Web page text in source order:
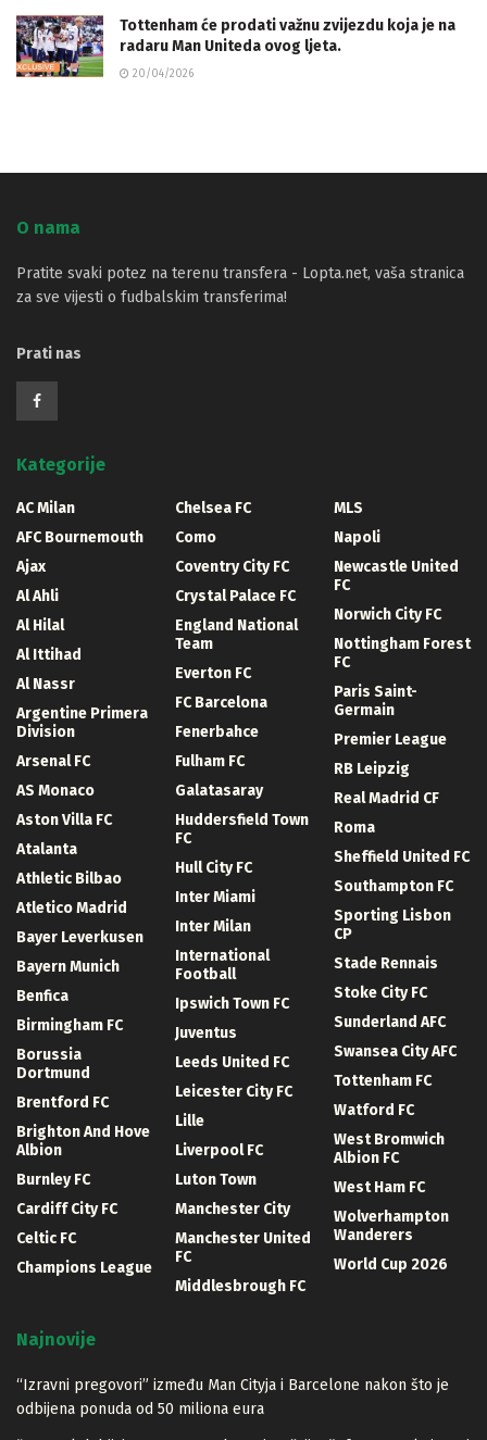
Tottenham će prodati važnu zvijezdu koja je na
radaru Man Uniteda ovog ljeta.
20/04/2026
O nama
Pratite svaki potez na terenu transfera - Lopta.net, vaša stranica
za sve vijesti o fudbalskim transferima!
Prati nas
Kategorije
AC Milan
AFC Bournemouth
Ajax
Al Ahli
Al Hilal
Al Ittihad
Al Nassr
Argentine Primera
Division
Arsenal FC
AS Monaco
Aston Villa FC
Atalanta
Athletic Bilbao
Atletico Madrid
Bayer Leverkusen
Bayern Munich
Benfica
Birmingham FC
Borussia
Dortmund
Brentford FC
Brighton And Hove
Albion
Burnley FC
Cardiff City FC
Celtic FC
Champions League
Chelsea FC
Como
Coventry City FC
Crystal Palace FC
England National
Team
Everton FC
FC Barcelona
Fenerbahce
Fulham FC
Galatasaray
Huddersfield Town
FC
Hull City FC
Inter Miami
Inter Milan
International
Football
Ipswich Town FC
Juventus
Leeds United FC
Leicester City FC
Lille
Liverpool FC
Luton Town
Manchester City
Manchester United
FC
Middlesbrough FC
MLS
Napoli
Newcastle United
FC
Norwich City FC
Nottingham Forest
FC
Paris Saint-
Germain
Premier League
RB Leipzig
Real Madrid CF
Roma
Sheffield United FC
Southampton FC
Sporting Lisbon
CP
Stade Rennais
Stoke City FC
Sunderland AFC
Swansea City AFC
Tottenham FC
Watford FC
West Bromwich
Albion FC
West Ham FC
Wolverhampton
Wanderers
World Cup 2026
Najnovije
“Izravni pregovori” između Man Cityja i Barcelone nakon što je
odbijena ponuda od 50 miliona eura